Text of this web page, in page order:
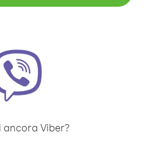
ancora Viber?